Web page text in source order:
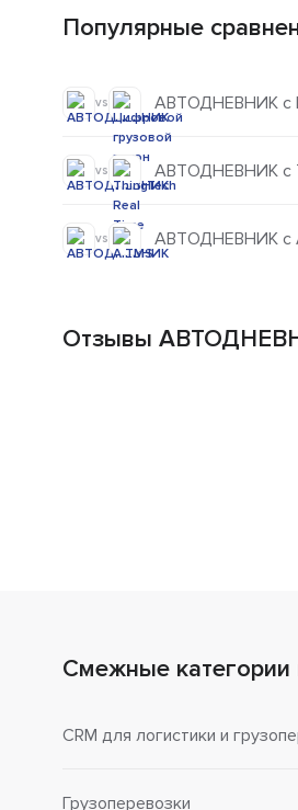
Популярные
vs АВТОДНЕВНИК с
vs АВТОДНЕВНИК с
vs АВТОДНЕВНИК с
Отзывы
Смежные категории
CRM для логистики и
Грузоперевозки